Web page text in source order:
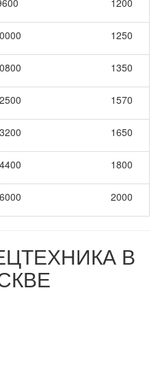
1200
1250
1350
1570
1650
1800
2000
В